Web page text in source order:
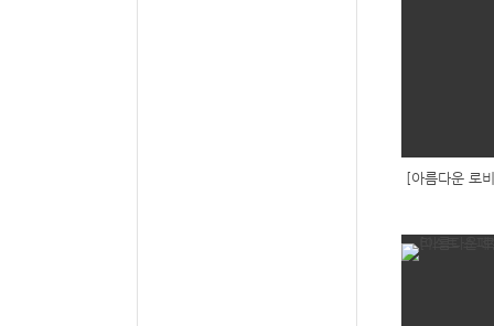
[아름다운 로